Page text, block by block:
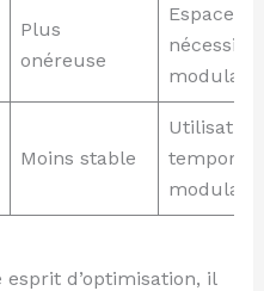
Plus
onéreuse
Espaces
Moins stable
Utilisation
d’optimisation, il